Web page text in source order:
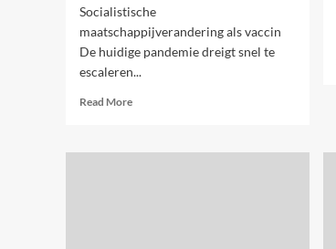
Socialistische
maatschappijverandering als vaccin
De huidige pandemie dreigt snel te
escaleren...
Read MoreRead
Allemaal